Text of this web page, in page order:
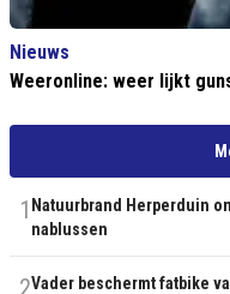
Nieuws
Weeronline: weer lijkt
1 Natuurbrand Herperduin
nablussen
2Vader beschermt fatbike